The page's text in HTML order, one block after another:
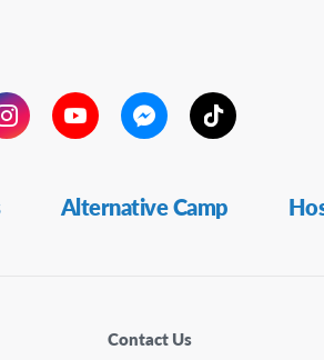
YouTubeMessengerTikTok
Alternative Camp
Contact Us